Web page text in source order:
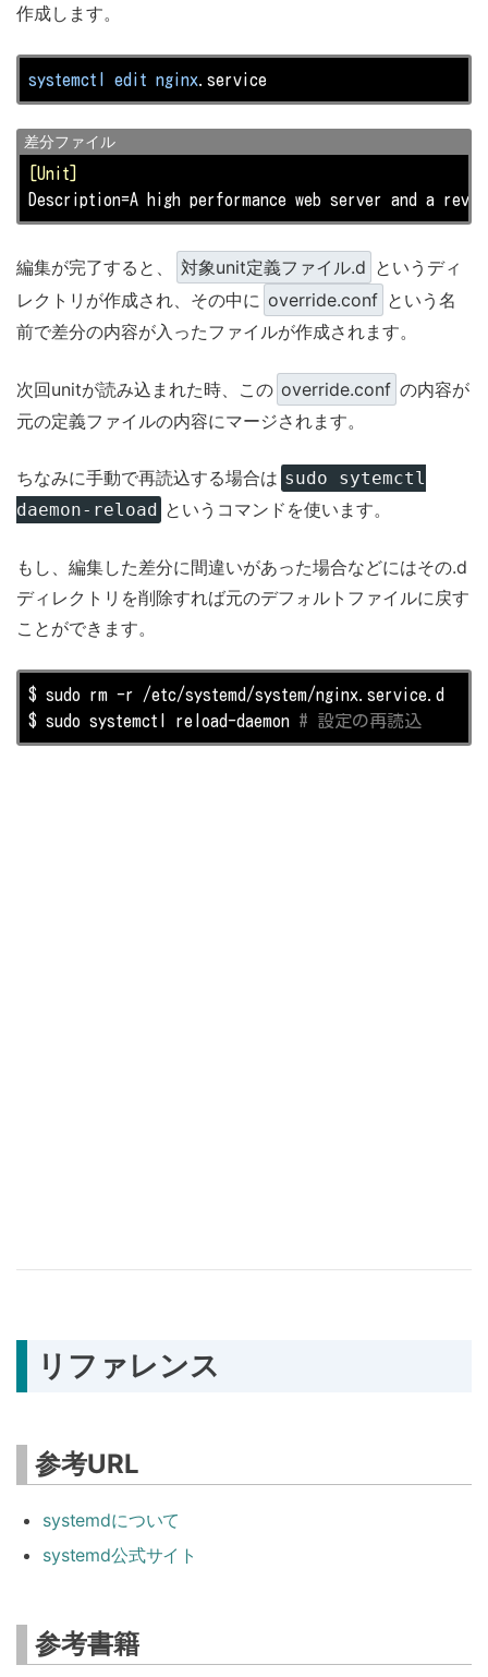
作成します。
systemctl edit nginx .service
差分ファイル
[Unit]
Description=A high performance web server and a
編集が完了すると、 対象unit定義ファイル.d というディ
レクトリが作成され、その中に override.conf という名
前で差分の内容が入ったファイルが作成されます。
次回unitが読み込まれた時、この override.conf の内容が
元の定義ファイルの内容にマージされます。
ちなみに手動で再読込する場合は sudo sytemctl
daemon-reload というコマンドを使います。
もし、編集した差分に間違いがあった場合などにはその.d
ディレクトリを削除すれば元のデフォルトファイルに戻す
ことができます。
$ sudo rm -r /etc/systemd/system/nginx.service.d
$ sudo systemctl reload-daemon # 設定の再読込
リファレンス
参考URL
systemdについて
systemd公式サイト
参考書籍